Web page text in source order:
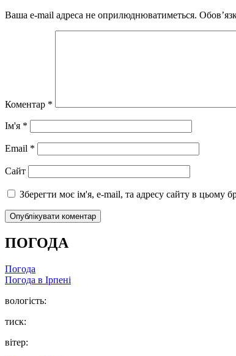
Ваша e-mail адреса не оприлюднюватиметься.
Коментар *
Ім'я *
Email *
Сайт
Зберегти моє ім'я, e-mail, та адресу сайту в цьому
ПОГОДА
Погода
Погода в Ірпені
вологість:
тиск:
вітер: